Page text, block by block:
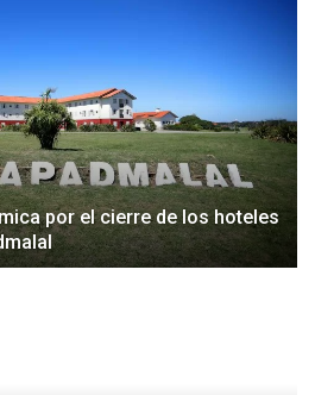
por el cierre de los hoteles